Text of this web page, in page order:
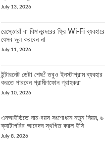
July 13, 2026
রেস্তোরাঁ বা বিমানবন্দরের ফ্রি Wi-Fi ব্যবহারে
যেসব ভুল করবেন না
July 11, 2026
ইন্টারনেট ডেটা শেষ? তবুও ইনস্টাগ্রাম ব্যবহার
করতে পারবেন গ্রামীণফোন গ্রাহকরা
July 10, 2026
এনআইডিতে নাম-বয়স সংশোধনে নতুন নিয়ম, ৬
ক্যাটাগরির আবেদন স্থগিত করল ইসি
July 8, 2026